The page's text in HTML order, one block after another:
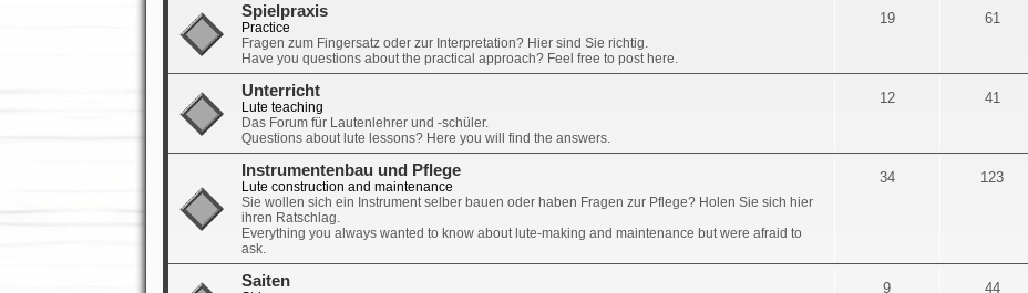
Spielpraxis
Practice
Fragen zum Fingersatz oder zur Interpretation? Hier sind Sie richtig.
Have you questions about the practical approach? Feel free to post here.
19 61
Unterricht
Lute teaching
Das Forum für Lautenlehrer und -schüler.
Questions about lute lessons? Here you will find the answers.
12 41
Instrumentenbau und Pflege
Lute construction and maintenance
Sie wollen sich ein Instrument selber bauen oder haben Fragen zur Pflege? Holen Sie sich hier
ihren Ratschlag.
Everything you always wanted to know about lute-making and maintenance but were afraid to
ask.
34 123
Saiten 9 44